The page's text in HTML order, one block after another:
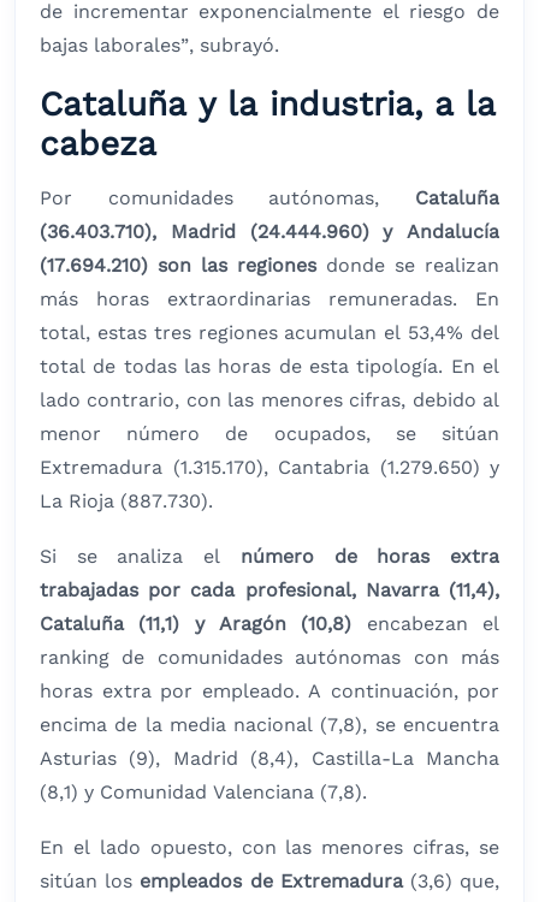
de incrementar exponencialmente el riesgo de
bajas laborales”, subrayó.
Cataluña y la industria, a la
cabeza
Por comunidades autónomas, Cataluña
(36.403.710), Madrid (24.444.960) y Andalucía
(17.694.210) son las regionesdonde se realizan
más horas extraordinarias remuneradas. En
total, estas tres regiones acumulan el 53,4% del
total de todas las horas de esta tipología. En el
lado contrario, con las menores cifras, debido al
menor número de ocupados, se sitúan
Extremadura (1.315.170), Cantabria (1.279.650) y
La Rioja (887.730).
Si se analiza el número de horas extra
trabajadas por cada profesional, Navarra (11,4),
Cataluña (11,1) y Aragón (10,8) encabezan el
ranking de comunidades autónomas con más
horas extra por empleado. A continuación, por
encima de la media nacional (7,8), se encuentra
Asturias (9), Madrid (8,4), Castilla-La Mancha
(8,1) y Comunidad Valenciana (7,8).
En el lado opuesto, con las menores cifras, se
sitúan los empleados de Extremadura(3,6) que,